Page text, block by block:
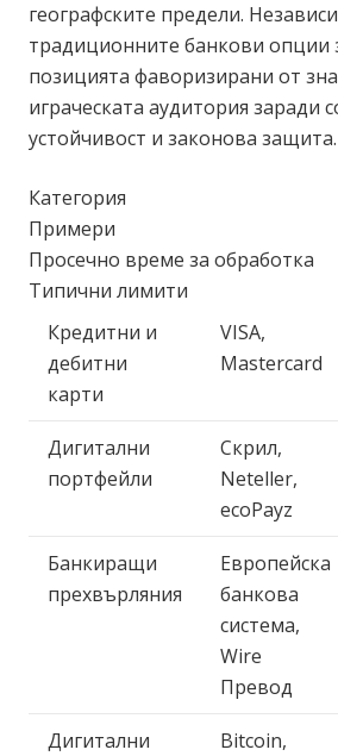
географските предели.
традиционните банкови опции
позицията фаворизирани от
играческата аудитория заради
устойчивост и законова защита.
Категория
Примери
Просечно време за обработка
Типични лимити
Кредитни и
дебитни
карти
VISA,
Mastercard
Дигитални
портфейли
Скрил,
Neteller,
ecoPayz
Банкиращи
прехвърляния
Европейска
банкова
система,
Wire
Превод
Дигитални
Bitcoin,